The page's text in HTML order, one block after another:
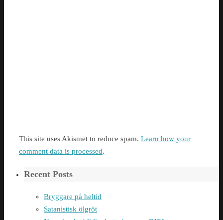
This site uses Akismet to reduce spam. Learn how your
comment data is processed.
Recent Posts
Bryggare på heltid
Satanistisk ölgröt